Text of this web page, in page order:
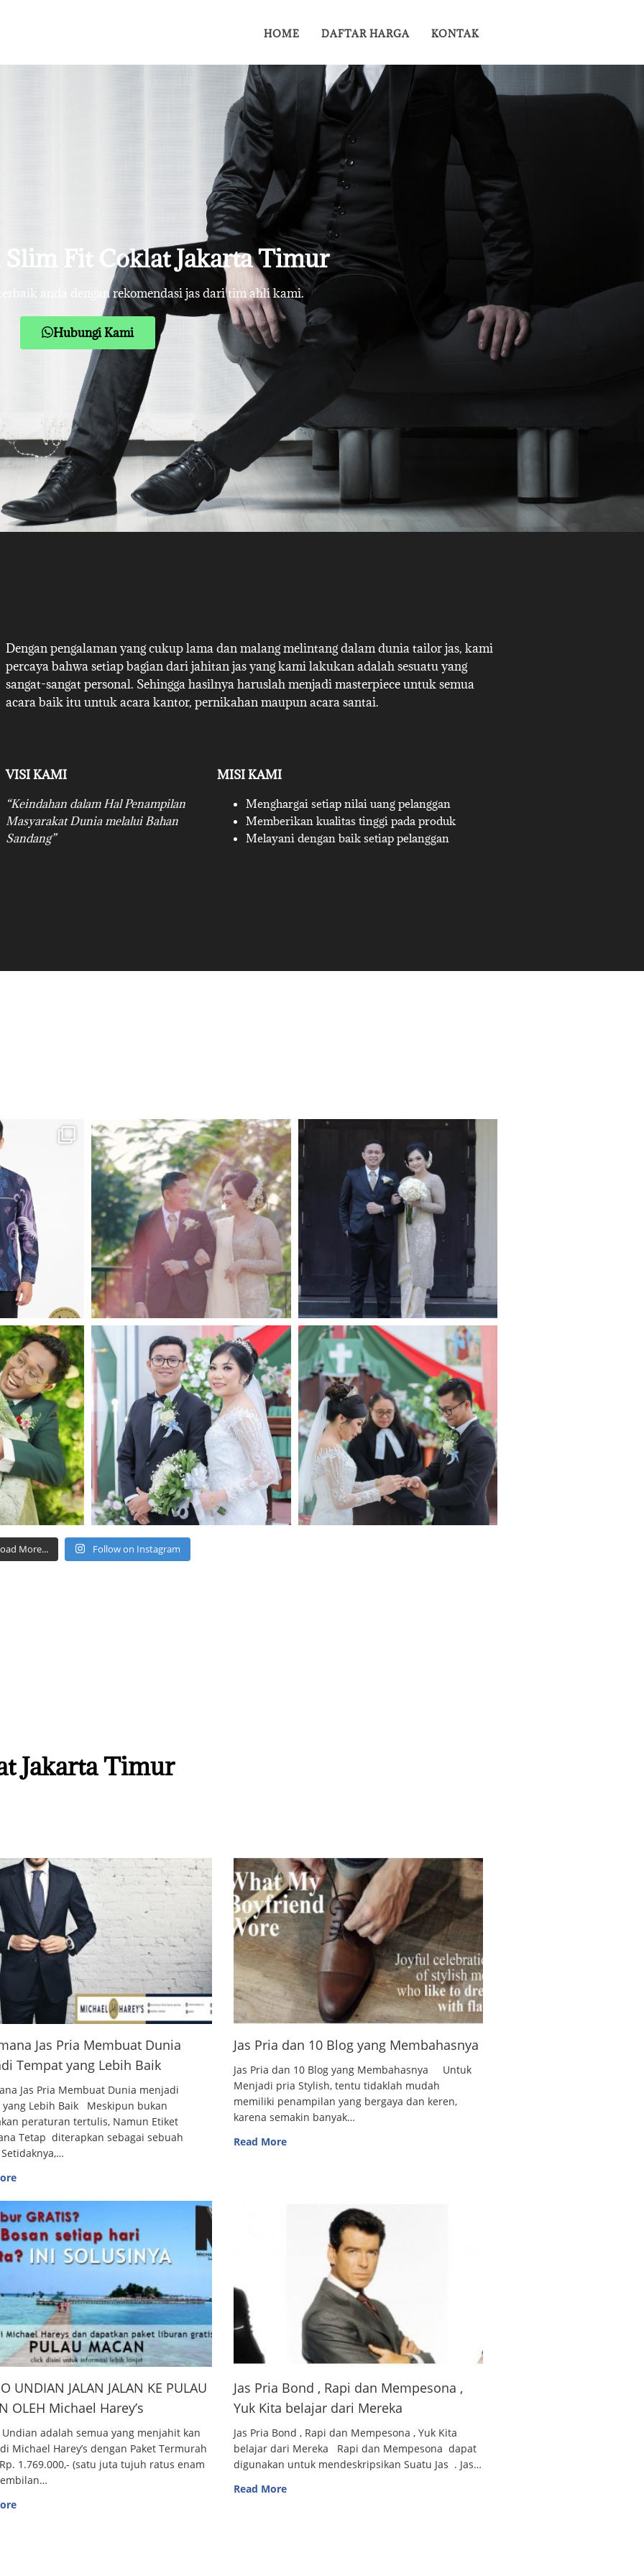
HOME DAFTAR HARGA KONTAK
Slim Fit Coklat Jakarta Timur
anda dengan rekomendasi jas dari tim ahli kami.
Hubungi Kami
Dengan pengalaman yang cukup lama dan malang melintang dalam dunia tailor jas, kami
percaya bahwa setiap bagian dari jahitan jas yang kami lakukan adalah sesuatu yang
sangat-sangat personal. Sehingga hasilnya haruslah menjadi masterpiece untuk semua
acara baik itu untuk acara kantor, pernikahan maupun acara santai.
VISI KAMI
“Keindahan dalam Hal Penampilan
Masyarakat Dunia melalui Bahan
Sandang”
MISI KAMI
Menghargai setiap nilai uang pelanggan
Memberikan kualitas tinggi pada produk
Melayani dengan baik setiap pelanggan
More... Follow on Instagram
Jakarta Timur
Jas Pria Membuat Dunia
Tempat yang Lebih Baik
Jas Pria Membuat Dunia menjadi
yang Lebih Baik Meskipun bukan
peraturan tertulis, Namun Etiket
Tetap diterapkan sebagai sebuah
Jas Pria dan 10 Blog yang Membahasnya
Jas Pria dan 10 Blog yang Membahasnya Untuk
Menjadi pria Stylish, tentu tidaklah mudah
memiliki penampilan yang bergaya dan keren,
karena semakin banyak…
Read More
UNDIAN JALAN JALAN KE PULAU
OLEH Michael Harey’s
Undian adalah semua yang menjahit kan
Michael Harey’s dengan Paket Termurah
1.769.000,- (satu juta tujuh ratus enam
Jas Pria Bond , Rapi dan Mempesona ,
Yuk Kita belajar dari Mereka
Jas Pria Bond , Rapi dan Mempesona , Yuk Kita
belajar dari Mereka Rapi dan Mempesona dapat
digunakan untuk mendeskripsikan Suatu Jas . Jas…
Read More